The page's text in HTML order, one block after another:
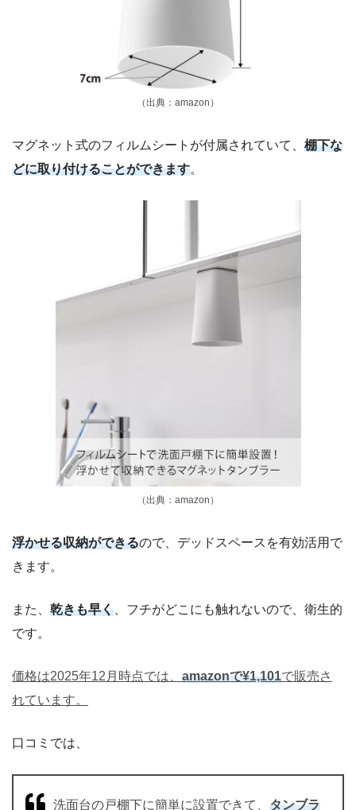
（出典：amazon）
マグネット式のフィルムシートが付属されていて、 棚下な
どに取り付けることができます。
（出典：amazon）
浮かせる収納ができるので、デッドスペースを有効活用で
きます。
また、 乾きも早く 、フチがどこにも触れないので、衛生的
です。
価格は2025年12月時点では、 amazonで¥1,101で販売さ
れています。
口コミでは、
洗面台の戸棚下に簡単に設置できて、 タンブラ